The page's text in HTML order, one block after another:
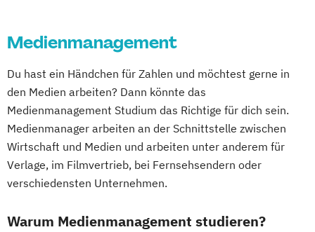
Medienmanagement
Du hast ein Händchen für Zahlen und möchtest gerne in
den Medien arbeiten? Dann könnte das
Medienmanagement Studium das Richtige für dich sein.
Medienmanager arbeiten an der Schnittstelle zwischen
Wirtschaft und Medien und arbeiten unter anderem für
Verlage, im Filmvertrieb, bei Fernsehsendern oder
verschiedensten Unternehmen.
Warum Medienmanagement studieren?